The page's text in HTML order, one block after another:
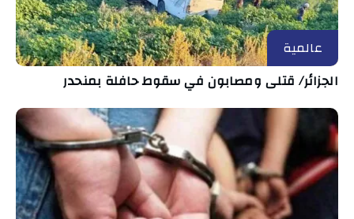
عالمية
الجزائر/ قتلى ومصابون في سقوط حافلة بمنحدر